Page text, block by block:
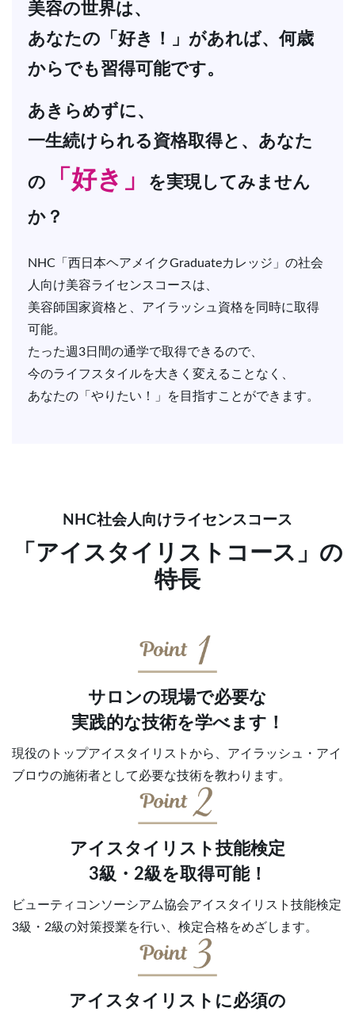
美容の世界は、
あなたの「好き！」があれば、何歳
からでも習得可能です。
あきらめずに、
一生続けられる資格取得と、あなた
の 「好き」 を実現してみません
か？
NHC「西日本ヘアメイクGraduateカレッジ」の社会
人向け美容ライセンスコースは、
美容師国家資格と、アイラッシュ資格を同時に取得
可能。
たった週3日間の通学で取得できるので、
今のライフスタイルを大きく変えることなく、
あなたの「やりたい！」を目指すことができます。
NHC社会人向けライセンスコース
「アイスタイリストコース」の
特長
サロンの現場で必要な
実践的な技術を学べます！
現役のトップアイスタイリストから、アイラッシュ・アイ
ブロウの施術者として必要な技術を教わります。
アイスタイリスト技能検定
3級・2級を取得可能！
ビューティコンソーシアム協会アイスタイリスト技能検定
3級・2級の対策授業を行い、検定合格をめざします。
アイスタイリストに必須の